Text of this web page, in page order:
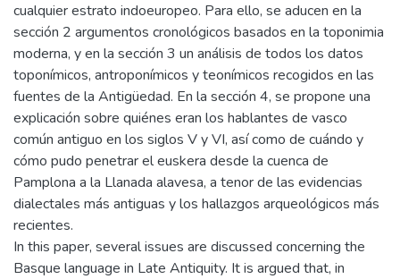
cualquier estrato indoeuropeo. Para ello, se aducen en la
sección 2 argumentos cronológicos basados en la toponimia
moderna, y en la sección 3 un análisis de todos los datos
toponímicos, antroponímicos y teonímicos recogidos en las
fuentes de la Antigüedad. En la sección 4, se propone una
explicación sobre quiénes eran los hablantes de vasco
común antiguo en los siglos V y VI, así como de cuándo y
cómo pudo penetrar el euskera desde la cuenca de
Pamplona a la Llanada alavesa, a tenor de las evidencias
dialectales más antiguas y los hallazgos arqueológicos más
recientes.
In this paper, several issues are discussed concerning the
Basque language in Late Antiquity. It is argued that, in